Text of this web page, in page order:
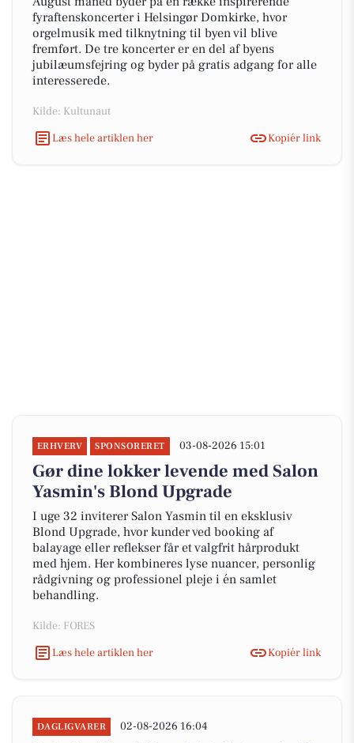
fyraftenskoncerter i Helsingør Domkirke, hvor
orgelmusik med tilknytning til byen vil blive
fremført. De tre koncerter er en del af byens
jubilæumsfejring og byder på gratis adgang for alle
interesserede.
Kilde: Kultunaut
Læs hele artiklen her
Kopiér link
ERHVERV SPONSORERET 03-08-2026 15:01
Gør dine lokker levende med Salon
Yasmin's Blond Upgrade
I uge 32 inviterer Salon Yasmin til en eksklusiv
Blond Upgrade, hvor kunder ved booking af
balayage eller reflekser får et valgfrit hårprodukt
med hjem. Her kombineres lyse nuancer, personlig
rådgivning og professionel pleje i én samlet
behandling.
Kilde: FORES
Læs hele artiklen her
Kopiér link
DAGLIGVARER 02-08-2026 16:04